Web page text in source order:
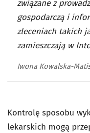
związane z
gospodarczą i
zleceniach takich
zamieszczają w
Iwona Kowalska-
Kontrolę sposobu
lekarskich mogą